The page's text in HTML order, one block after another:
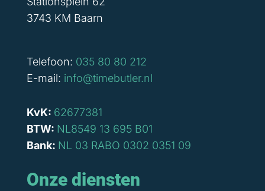
3743 KM Baarn
Telefoon: 035 80 80 212
E-mail: info@timebutler.nl
KvK: 62677381
BTW: NL8549 13 695 B01
Bank: NL 03 RABO 0302 0351 09
Onze diensten